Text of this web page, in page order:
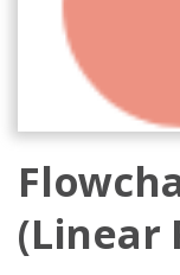
(Linear